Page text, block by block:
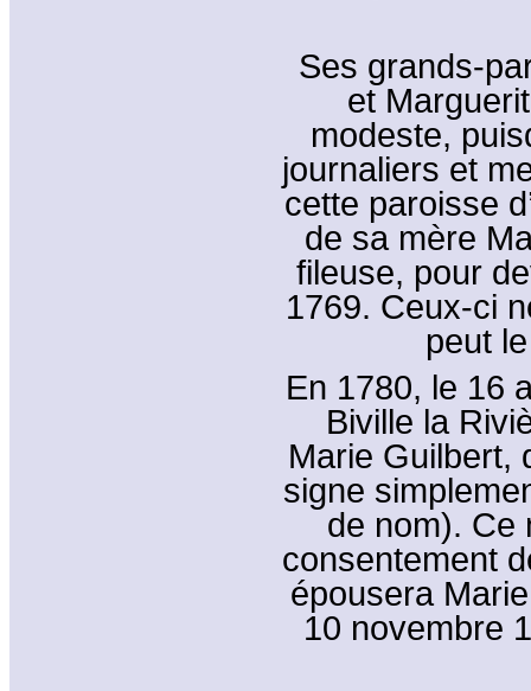
Ses grands-
et
modeste,
journaliers et
cette paroisse
de sa mère
fileuse, pour
1769. Ceux-ci
peut
En 1780, le 16
Biville la
Marie Guilbert,
signe
de nom). Ce
consentement
épousera
10 novembre